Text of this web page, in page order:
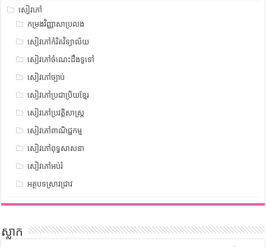
សៀវភៅ
កម្រងវិញ្ញាសាប្រលង
សៀវភៅកំរិតវិទ្យាល័យ
សៀវភៅចំណេះដឹងទូទៅ
សៀវភៅច្បាប់
សៀវភៅប្រជាប្រិយខ្មែរ
សៀវភៅប្រវត្តិសាស្រ្ត
សៀវភៅពាណិជ្ជកម្ម
សៀវភៅពុទ្ធសាសនា
សៀវភៅអប់រំ
អត្ថបទស្រាវជ្រាវ
ស្លាក